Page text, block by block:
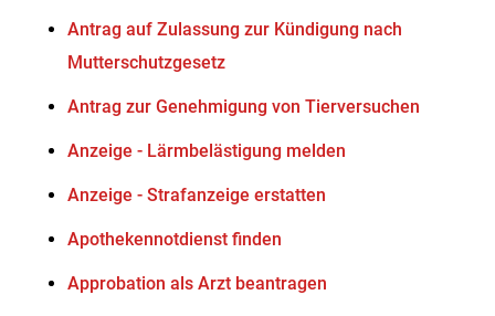
Antrag auf Zulassung zur Kündigung nach
Mutterschutzgesetz
Antrag zur Genehmigung von Tierversuchen
Anzeige - Lärmbelästigung melden
Anzeige - Strafanzeige erstatten
Apothekennotdienst finden
Approbation als Arzt beantragen